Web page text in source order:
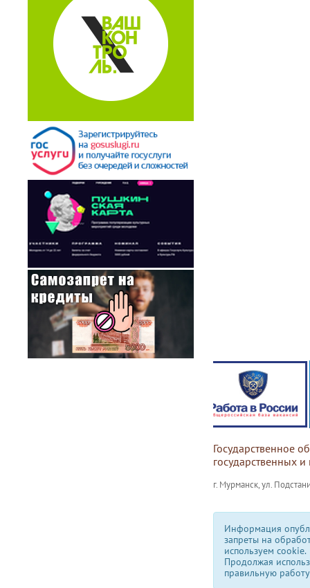
Государственное
государственных
г. Мурманск, ул.
Информация
запреты на
используем сookie.
Продолжая
правильную